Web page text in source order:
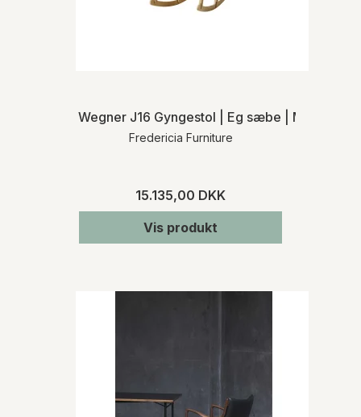
Wegner J16 Gyngestol | Eg sæbe | MH
Fredericia Furniture
15.135,00 DKK
Vis produkt